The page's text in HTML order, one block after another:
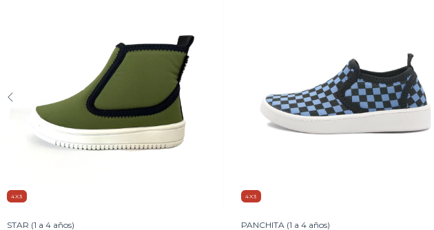
4X3
STAR (1 a 4 años)
4X3
PANCHITA (1 a 4 años)